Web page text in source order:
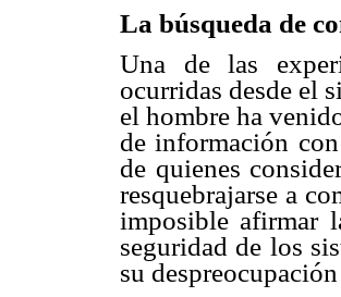
La búsqueda de
Una de las
ocurridas desde el
el hombre ha
de información
de quienes
resquebrajarse a
imposible afirmar
seguridad de los
su